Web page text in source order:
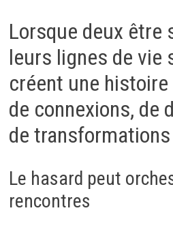
Lorsque deux être
leurs lignes de vie
créent une
de connexions, de
de transformations
Le hasard peut
rencontres